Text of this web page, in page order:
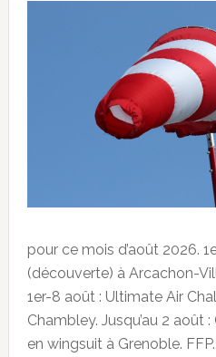
pour ce mois d’août 2026.
(découverte) à Arcachon-
1er-8 août : Ultimate Air
Chambley. Jusqu’au 2 août
en wingsuit à Grenoble.